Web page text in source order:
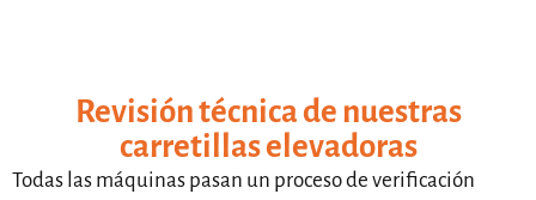
Revisión técnica de nuestras
carretillas elevadoras
Todas las máquinas pasan un proceso de verificación